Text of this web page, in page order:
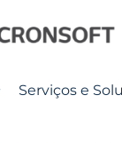
Serviços e